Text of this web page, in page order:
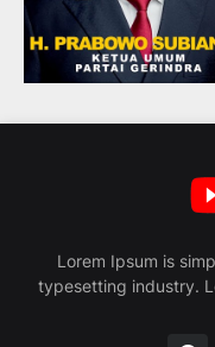
Lorem Ipsum is
typesetting industry.